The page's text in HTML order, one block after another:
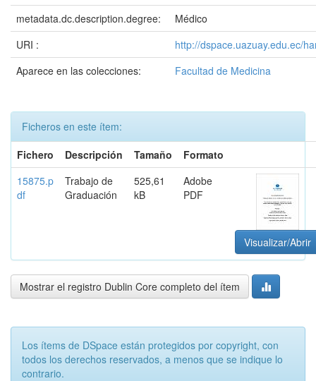
metadata.dc.description.degree:
Médico
URI :
http://dspace.uazuay.edu.ec/
Aparece en las colecciones:
Facultad de Medicina
Ficheros en este ítem:
Fichero
Descripción Tamaño
Formato
15875.p
df
Trabajo de
Graduación
525,61
kB
Adobe
PDF
Visualizar/Abrir
Mostrar el registro Dublin Core completo del ítem
Los ítems de DSpace están protegidos por copyright, con
todos los derechos reservados, a menos que se indique lo
contrario.